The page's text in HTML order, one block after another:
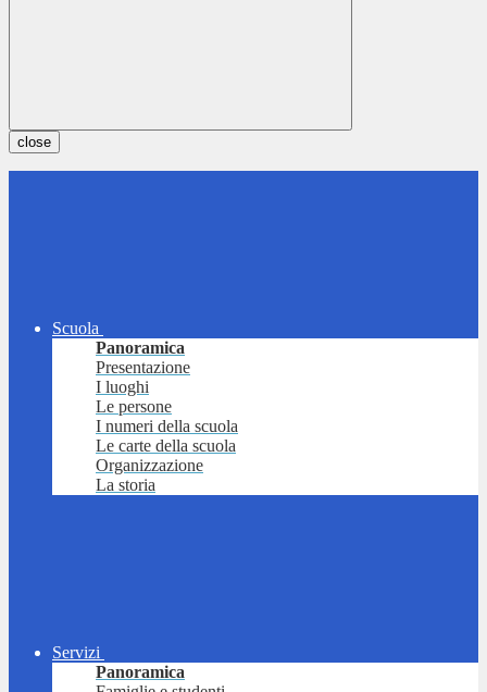
close
Scuola
Panoramica
Presentazione
I luoghi
Le persone
I numeri della scuola
Le carte della scuola
Organizzazione
La storia
Servizi
Panoramica